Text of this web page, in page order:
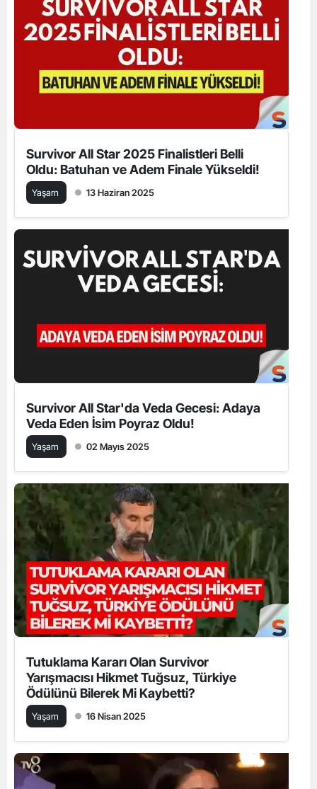
Survivor All Star 2025 Finalistleri Belli
Oldu: Batuhan ve Adem Finale Yükseldi!
Yaşam 13 Haziran 2025
Survivor All Star'da Veda Gecesi: Adaya
Veda Eden İsim Poyraz Oldu!
Yaşam 02 Mayıs 2025
Tutuklama Kararı Olan Survivor
Yarışmacısı Hikmet Tuğsuz, Türkiye
Ödülünü Bilerek Mi Kaybetti?
Yaşam 16 Nisan 2025